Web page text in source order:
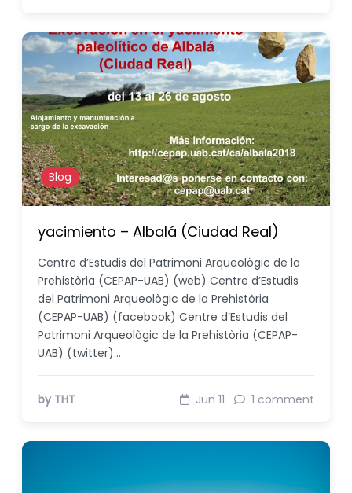
Blog
yacimiento – Albalá (Ciudad Real)
Centre d’Estudis del Patrimoni Arqueològic de la
Prehistòria (CEPAP-UAB) (web) Centre d’Estudis
del Patrimoni Arqueològic de la Prehistòria
(CEPAP-UAB) (facebook) Centre d’Estudis del
Patrimoni Arqueològic de la Prehistòria (CEPAP-
UAB) (twitter)…
by THT Jun 11 1 comment